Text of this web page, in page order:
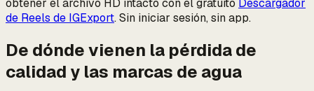
obtener el archivo HD intacto con el gratuito Descargador
de Reels de IGExport. Sin iniciar sesión, sin app.
De dónde vienen la pérdida de
calidad y las marcas de agua